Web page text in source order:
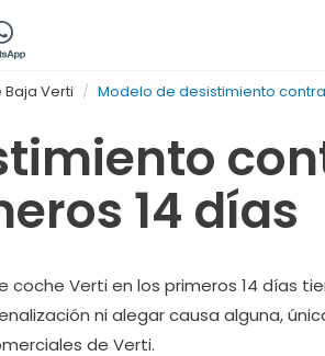
Verti Modelo de desistimiento
14 días
Verti en los primeros 14 días
ni alegar causa alguna,
de Verti.